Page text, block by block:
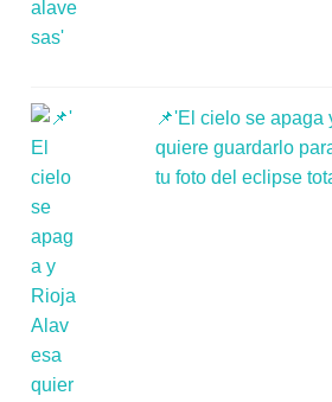
📌'El cielo se apaga
quiere guardarlo
tu foto del eclipse